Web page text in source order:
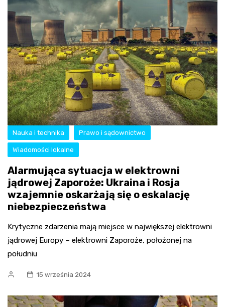
Nauka i technika Prawo i sądownictwo
Wiadomości lokalne
Alarmująca sytuacja w elektrowni
jądrowej Zaporoże: Ukraina i Rosja
wzajemnie oskarżają się o eskalację
niebezpieczeństwa
Krytyczne zdarzenia mają miejsce w największej elektrowni
jądrowej Europy – elektrowni Zaporoże, położonej na
południu
15 września 2024